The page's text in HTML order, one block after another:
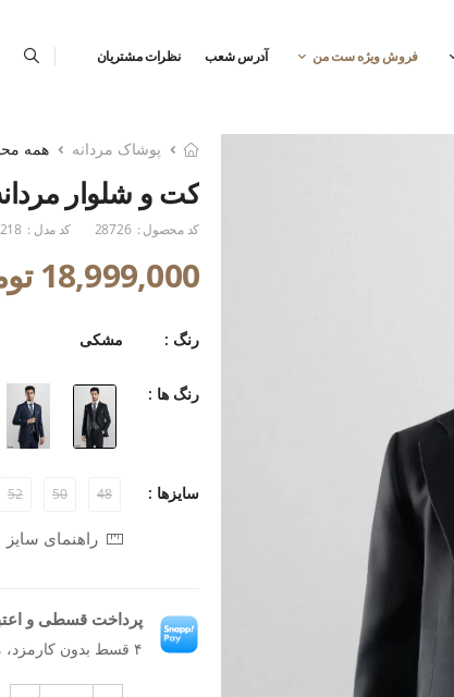
فروش ویژه ست من آدرس شعب نظرات مشتریان
پوشاک مردانه همه
کت و شلوار
کد محصول : 28726 کد مدل :
18,999,000 تومان
رنگ : مشکی
رنگ ها :
سایزها : 48
50
52
راهنمای سایز
پرداخت قسطی و
۴ قسط بدون کارمزد، ماهانه ۴٬۳۱۷٬۹۵۵ تومان